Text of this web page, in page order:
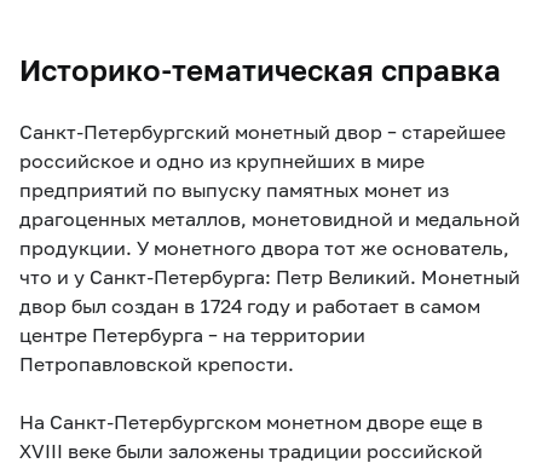
Историко-тематическая справка
Санкт-Петербургский монетный двор – старейшее
российское и одно из крупнейших в мире
предприятий по выпуску памятных монет из
драгоценных металлов, монетовидной и медальной
продукции. У монетного двора тот же основатель,
что и у Санкт-Петербурга: Петр Великий. Монетный
двор был создан в 1724 году и работает в самом
центре Петербурга – на территории
Петропавловской крепости.
На Санкт-Петербургском монетном дворе еще в
XVIII веке были заложены традиции российской